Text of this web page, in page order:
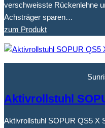
verschweisste Rückenlehne
Achsträger sparen…
zum Produkt
Aktivrollstuhl
Aktivrollstuhl SOPUR QS5 X